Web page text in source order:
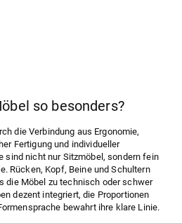
so besonders?
die Verbindung aus Ergonomie,
Fertigung und individueller
sind nicht nur Sitzmöbel, sondern fein
Rücken, Kopf, Beine und Schultern
die Möbel zu technisch oder schwer
dezent integriert, die Proportionen
bewahrt ihre klare Linie.